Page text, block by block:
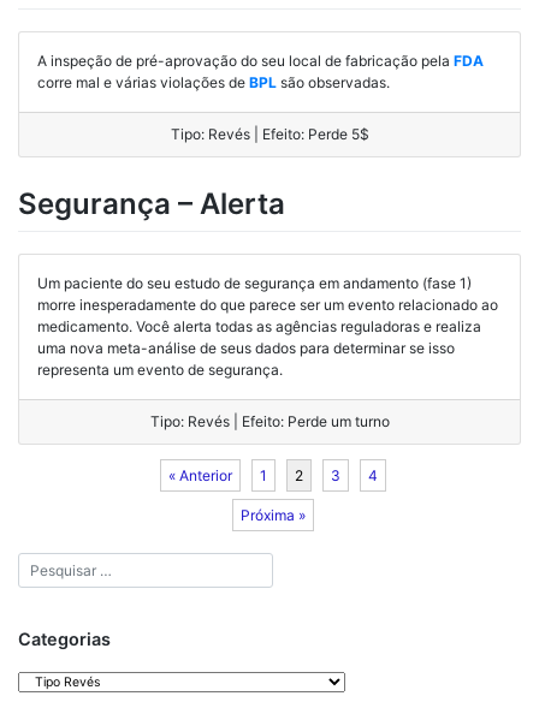
A inspeção de pré-aprovação do seu local de fabricação pela FDA
corre mal e várias violações de BPL são observadas.
Tipo: Revés | Efeito: Perde 5$
Segurança – Alerta
Um paciente do seu estudo de segurança em andamento (fase 1)
morre inesperadamente do que parece ser um evento relacionado ao
medicamento. Você alerta todas as agências reguladoras e realiza
uma nova meta-análise de seus dados para determinar se isso
representa um evento de segurança.
Tipo: Revés | Efeito: Perde um turno
« Anterior 1 2 3 4
Próxima »
Categorias
Categorias